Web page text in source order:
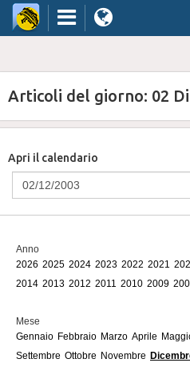
Articoli del giorno: 02
Apri il calendario
Anno
2026 2025 2024 2023 2022 2021
2014 2013 2012 2011 2010 2009
Mese
Gennaio Febbraio Marzo Aprile
Settembre Ottobre Novembre